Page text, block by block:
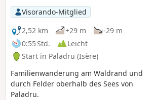
Visorando-Mitglied
2,52 km
+29 m
-29 m
0:55 Std.
Leicht
Start in Paladru (Isère)
Familienwanderung am Waldrand und
durch Felder oberhalb des Sees von
Paladru.